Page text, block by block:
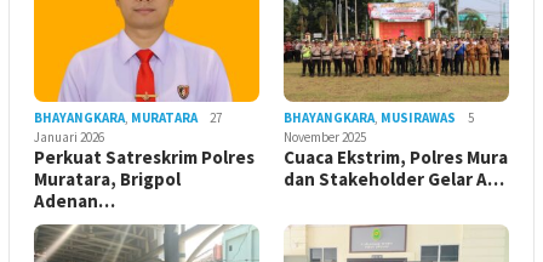
BHAYANGKARA, MURATARA
27
Januari 2026
Perkuat Satreskrim Polres
Muratara, Brigpol
Adenan…
BHAYANGKARA, MUSIRAWAS
5
November 2025
Cuaca Ekstrim, Polres Mura
dan Stakeholder Gelar A…